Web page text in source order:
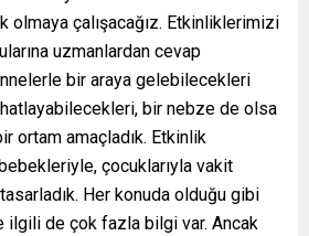
olmaya çalışacağız. Etkinliklerimizi
uzmanlardan cevap
bir araya gelebilecekleri
bir nebze de olsa
ortam amaçladık. Etkinlik
çocuklarıyla vakit
Her konuda olduğu gibi
de çok fazla bilgi var. Ancak